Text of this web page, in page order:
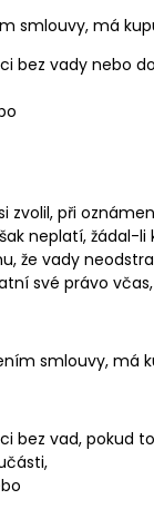
smlouvy, má
bez vady nebo
zvolil, při
neplatí,
že vady
své právo
smlouvy, má
bez vad, pokud